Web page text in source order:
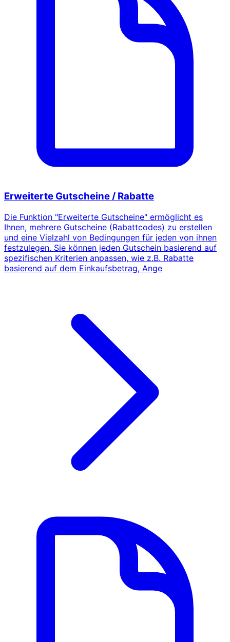
Erweiterte Gutscheine / Rabatte
Die Funktion "Erweiterte Gutscheine" ermöglicht es
Ihnen, mehrere Gutscheine (Rabattcodes) zu erstellen
und eine Vielzahl von Bedingungen für jeden von ihnen
festzulegen. Sie können jeden Gutschein basierend auf
spezifischen Kriterien anpassen, wie z.B. Rabatte
basierend auf dem Einkaufsbetrag, Ange